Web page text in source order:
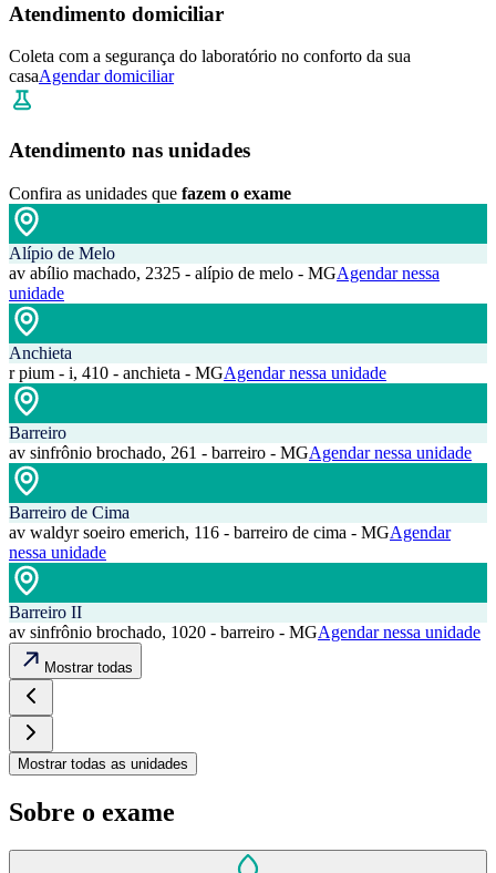
Atendimento domiciliar
Coleta com a segurança do laboratório no conforto da sua
casaAgendar domiciliar
Atendimento nas unidades
Confira as unidades que fazem o exame
Alípio de Melo
av abílio machado, 2325 - alípio de melo - MGAgendar nessa
unidade
Anchieta
r pium - i, 410 - anchieta - MGAgendar nessa unidade
Barreiro
av sinfrônio brochado, 261 - barreiro - MGAgendar nessa unidade
Barreiro de Cima
av waldyr soeiro emerich, 116 - barreiro de cima - MGAgendar
nessa unidade
Barreiro II
av sinfrônio brochado, 1020 - barreiro - MGAgendar nessa unidade
Mostrar todas
Mostrar todas as unidades
Sobre o exame